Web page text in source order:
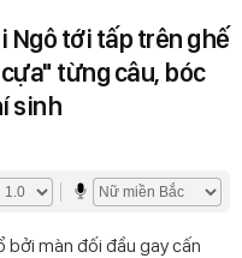
Ngô tới tấp trên ghế
từng câu, bóc
sinh
bởi màn đối đầu gay cấn